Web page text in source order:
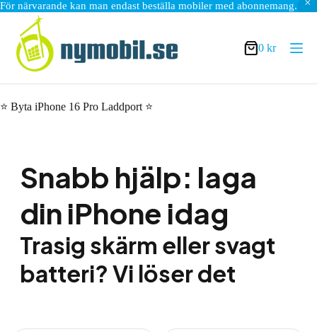
För närvarande kan man endast beställa mobiler med abonnemang.
innehåll
Varukorg
0 kr
⭐ Byta iPhone 16 Pro Laddport ⭐
Snabb hjälp: laga
din iPhone idag
Trasig skärm eller svagt
batteri? Vi löser det